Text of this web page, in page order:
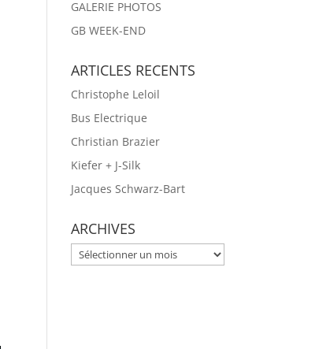
GALERIE PHOTOS
GB WEEK-END
ARTICLES RECENTS
Christophe Leloil
Bus Electrique
Christian Brazier
Kiefer + J-Silk
Jacques Schwarz-Bart
ARCHIVES
ARCHIVES